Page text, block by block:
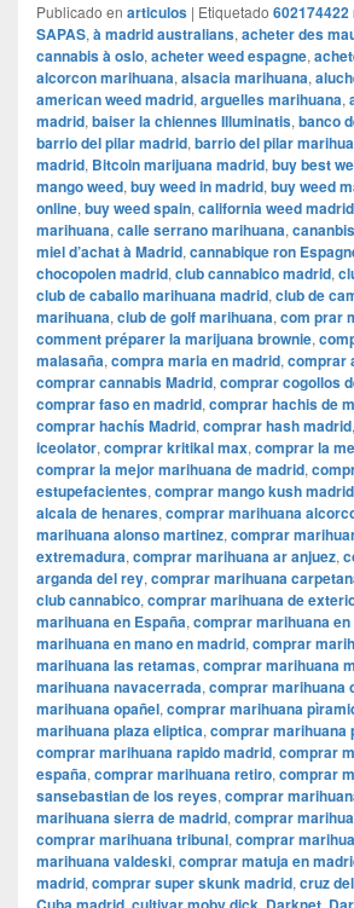
Publicado en articulos | Etiquetado
SAPAS, à madrid australians, acheter des
cannabis à oslo, acheter weed espagne,
alcorcon marihuana, alsacia marihuana,
american weed madrid, arguelles marihuana,
madrid, baiser la chiennes Illuminatis, banco
barrio del pilar madrid, barrio del pilar
madrid, Bitcoin marijuana madrid, buy best
mango weed, buy weed in madrid, buy weed
online, buy weed spain, california weed madrid
marihuana, calle serrano marihuana,
miel d’achat à Madrid, cannabique ron
chocopolen madrid, club cannabico madrid,
club de caballo marihuana madrid, club de
marihuana, club de golf marihuana, com prar
comment préparer la marijuana brownie,
malasaña, compra maria en madrid, comprar
comprar cannabis Madrid, comprar cogollos
comprar faso en madrid, comprar hachis de
comprar hachís Madrid, comprar hash madrid,
iceolator, comprar kritikal max, comprar la
comprar la mejor marihuana de madrid,
estupefacientes, comprar mango kush madrid
alcala de henares, comprar marihuana
marihuana alonso martinez, comprar
extremadura, comprar marihuana ar anjuez,
arganda del rey, comprar marihuana
club cannabico, comprar marihuana de
marihuana en España, comprar marihuana en
marihuana en mano en madrid, comprar
marihuana las retamas, comprar marihuana
marihuana navacerrada, comprar marihuana
marihuana opañel, comprar marihuana
marihuana plaza eliptica, comprar marihuana
comprar marihuana rapido madrid, comprar
españa, comprar marihuana retiro, comprar
sansebastian de los reyes, comprar
marihuana sierra de madrid, comprar
comprar marihuana tribunal, comprar
marihuana valdeski, comprar matuja en
madrid, comprar super skunk madrid, cruz